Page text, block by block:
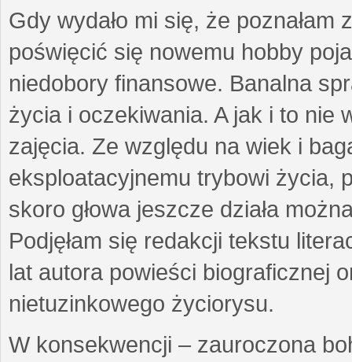
Gdy wydało mi się, że
poświęcić się nowemu hobby
niedobory finansowe. Banalna
życia i oczekiwania. A jak i to nie
zajęcia. Ze względu na wiek i
eksploatacyjnemu trybowi życia,
skoro głowa jeszcze działa
Podjęłam się redakcji tekstu
lat autora powieści biograficznej
nietuzinkowego życiorysu.
W konsekwencji – zauroczona